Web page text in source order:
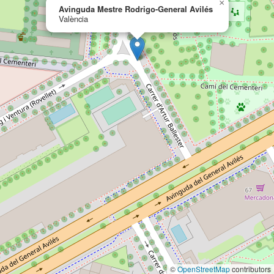
Avinguda Mestre Rodrigo-General Avilés
València
×
©OpenStreetMapcontributors